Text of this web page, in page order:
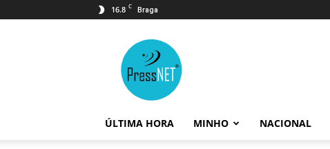
16.8 C Braga
ÚLTIMA HORA MINHO NACIONAL